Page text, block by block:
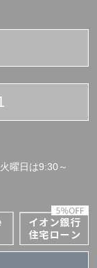
曜日は9:30～